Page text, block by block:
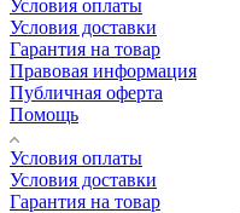
Условия оплаты
Условия доставки
Гарантия на товар
Правовая информация
Публичная оферта
Помощь
Условия оплаты
Условия доставки
Гарантия на товар